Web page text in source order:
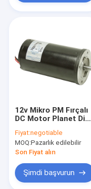
12v Mikro PM Fırçalı
DC Motor Planet Dişli
Rpm DC Motor
80Rpm
Fiyat:negotiable
MOQ:Pazarlık edilebilir
Son Fiyat alın
Şimdi başvurun